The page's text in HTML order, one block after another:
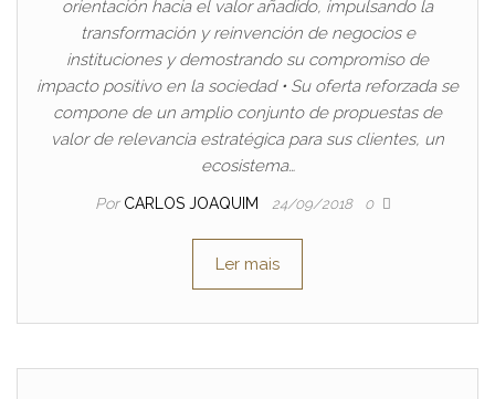
orientación hacia el valor añadido, impulsando la
transformación y reinvención de negocios e
instituciones y demostrando su compromiso de
impacto positivo en la sociedad • Su oferta reforzada se
compone de un amplio conjunto de propuestas de
valor de relevancia estratégica para sus clientes, un
ecosistema…
Por CARLOS JOAQUIM 24/09/2018 0
Ler mais